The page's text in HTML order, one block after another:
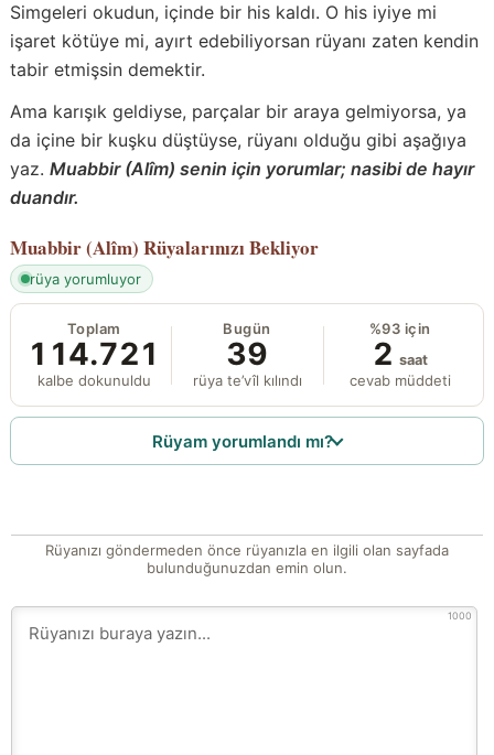
Simgeleri okudun, içinde bir his kaldı. O his iyiye mi
işaret kötüye mi, ayırt edebiliyorsan rüyanı zaten kendin
tabir etmişsin demektir.
Ama karışık geldiyse, parçalar bir araya gelmiyorsa, ya
da içine bir kuşku düştüyse, rüyanı olduğu gibi aşağıya
yaz. Muabbir (Alîm) senin için yorumlar; nasibi de hayır
duandır.
Muabbir (Alîm) Rüyalarınızı Bekliyor
rüya yorumluyor
Toplam
114.721
kalbe dokunuldu
Bugün
39
rüya te’vîl kılındı
%93 için
2 saat
cevab müddeti
Rüyam yorumlandı mı?
Rüyanızı göndermeden önce rüyanızla en ilgili olan sayfada
bulunduğunuzdan emin olun.
1000